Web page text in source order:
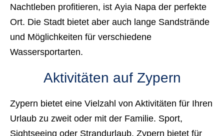
Nachtleben profitieren, ist Ayia Napa der perfekte
Ort. Die Stadt bietet aber auch lange Sandstrände
und Möglichkeiten für verschiedene
Wassersportarten.
Aktivitäten auf Zypern
Zypern bietet eine Vielzahl von Aktivitäten für Ihren
Urlaub zu zweit oder mit der Familie. Sport,
Sightseeing oder Strandurlaub, Zypern bietet für